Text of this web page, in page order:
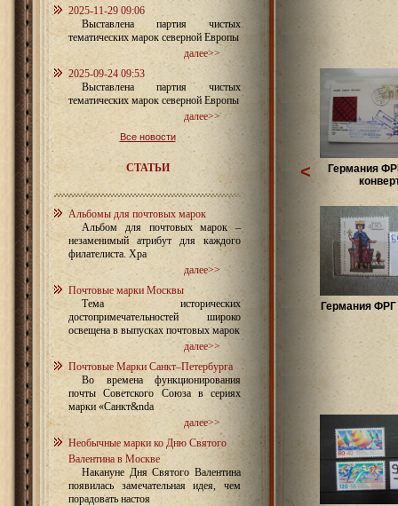
2025-11-29 09:06
Выставлена партия чистых
тематических марок северной Европы
далее>>
2025-09-24 09:53
Выставлена партия чистых
тематических марок северной Европы
далее>>
Все новости
СТАТЬИ
Альбомы для почтовых марок
Альбом для почтовых марок –
незаменимый атрибут для каждого
филателиста. Хра
далее>>
Почтовые марки Москвы
Тема исторических
достопримечательностей широко
освещена в выпусках почтовых марок
далее>>
Почтовые Марки Санкт–Петербурга
Во времена функционирования
почты Советского Союза в сериях
марки «Санкт&nda
далее>>
Необычные марки ко Дню Святого
Валентина в Москве
Накануне Дня Святого Валентина
появилась замечательная идея, чем
порадовать настоя
Германия
Германия ФРГ
<